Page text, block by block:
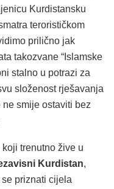
Kurdistansku
terorističkom
prilično jak
takozvane “Islamske
stalno u potrazi za
složenost rješavanja
smije ostaviti bez
trenutno žive u
Kurdistan,
priznati cijela